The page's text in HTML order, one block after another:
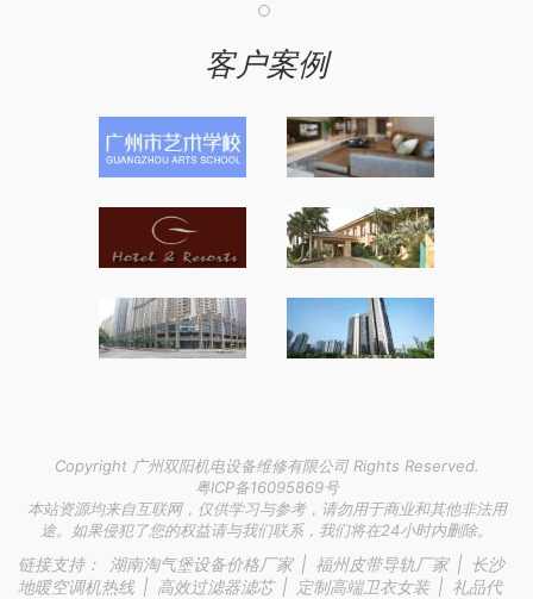
客户案例
Copyright 广州双阳机电设备维修有限公司 Rights Reserved.
粤ICP备16095869号
本站资源均来自互联网，仅供学习与参考，请勿用于商业和其他非法用
途。如果侵犯了您的权益请与我们联系，我们将在24小时内删除。
链接支持： 湖南淘气堡设备价格厂家 | 福州皮带导轨厂家 | 长沙
地暖空调机热线 | 高效过滤器滤芯 | 定制高端卫衣女装 | 礼品代